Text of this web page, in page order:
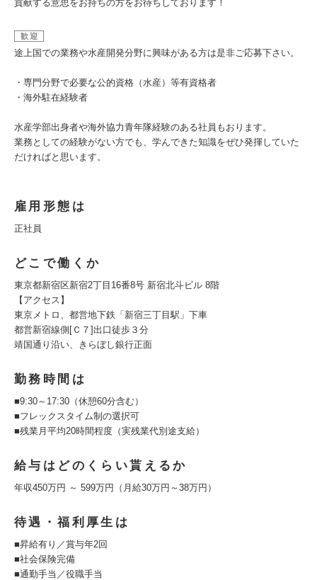
貢献する意思をお持ちの方をお待ちしております！
歓迎
途上国での業務や水産開発分野に興味がある方は是非ご応募下さい。
・専門分野で必要な公的資格（水産）等有資格者
・海外駐在経験者
水産学部出身者や海外協力青年隊経験のある社員もおります。
業務としての経験がない方でも、学んできた知識をぜひ発揮していた
だければと思います。
雇用形態は
正社員
どこで働くか
東京都新宿区新宿2丁目16番8号 新宿北斗ビル 8階
【アクセス】
東京メトロ、都営地下鉄「新宿三丁目駅」下車
都営新宿線側[Ｃ７]出口徒歩３分
靖国通り沿い、きらぼし銀行正面
勤務時間は
■9:30～17:30（休憩60分含む）
■フレックスタイム制の選択可
■残業月平均20時間程度（実残業代別途支給）
給与はどのくらい貰えるか
年収450万円 ～ 599万円（月給30万円～38万円）
待遇・福利厚生は
■昇給有り／賞与年2回
■社会保険完備
■通勤手当／役職手当